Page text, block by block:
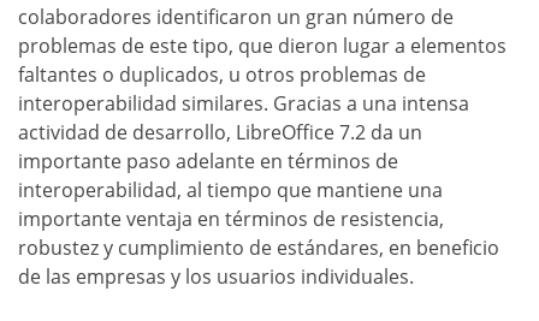
colaboradores identificaron un gran número de
problemas de este tipo, que dieron lugar a elementos
faltantes o duplicados, u otros problemas de
interoperabilidad similares. Gracias a una intensa
actividad de desarrollo, LibreOffice 7.2 da un
importante paso adelante en términos de
interoperabilidad, al tiempo que mantiene una
importante ventaja en términos de resistencia,
robustez y cumplimiento de estándares, en beneficio
de las empresas y los usuarios individuales.